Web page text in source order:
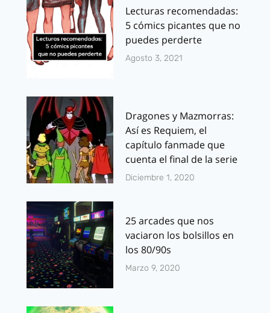
Lecturas recomendadas:
5 cómics picantes que no
puedes perderte
Agosto 3, 2021
Dragones y Mazmorras:
Así es Requiem, el
capítulo fanmade que
cuenta el final de la serie
Diciembre 1, 2020
25 arcades que nos
vaciaron los bolsillos en
los 80/90s
Marzo 9, 2020